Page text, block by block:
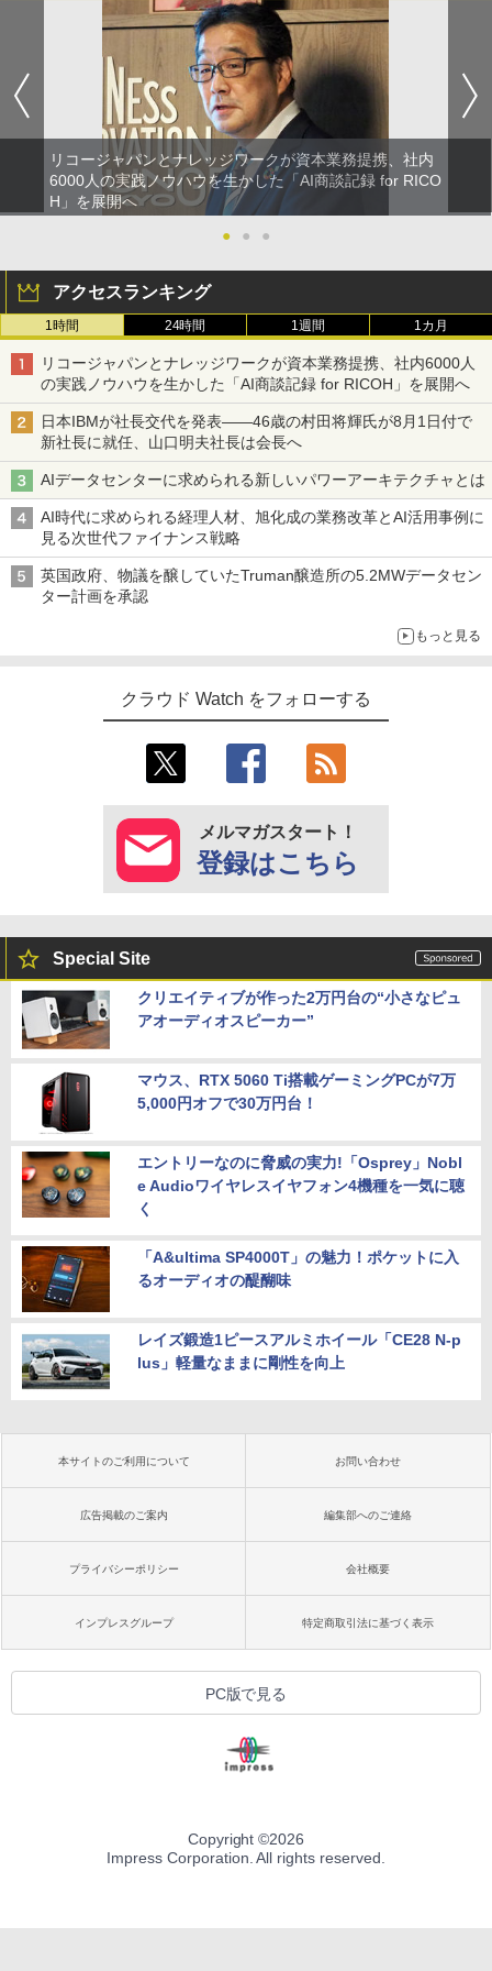
リコージャパンとナレッジワークが資本業務提携、社内
6000人の実践ノウハウを生かした「AI商談記録 for RICO
H」を展開へ
●
● ●
アクセスランキング
1時間 24時間 1週間 1カ月
リコージャパンとナレッジワークが資本業務提携、社内6000人
の実践ノウハウを生かした「AI商談記録 for RICOH」を展開へ
日本IBMが社長交代を発表――46歳の村田将輝氏が8月1日付で
新社長に就任、山口明夫社長は会長へ
AIデータセンターに求められる新しいパワーアーキテクチャとは
AI時代に求められる経理人材、旭化成の業務改革とAI活用事例に
見る次世代ファイナンス戦略
英国政府、物議を醸していたTruman醸造所の5.2MWデータセン
ター計画を承認
もっと見る
クラウド Watch をフォローする
メルマガスタート！
登録はこちら
Special Site
クリエイティブが作った2万円台の“小さなピュ
アオーディオスピーカー”
マウス、RTX 5060 Ti搭載ゲーミングPCが7万
5,000円オフで30万円台！
エントリーなのに脅威の実力!「Osprey」Nobl
e Audioワイヤレスイヤフォン4機種を一気に聴
く
「A&ultima SP4000T」の魅力！ポケットに入
るオーディオの醍醐味
レイズ鍛造1ピースアルミホイール「CE28 N-p
lus」軽量なままに剛性を向上
本サイトのご利用について お問い合わせ
広告掲載のご案内 編集部へのご連絡
プライバシーポリシー 会社概要
インプレスグループ 特定商取引法に基づく表示
PC版で見る
Copyright ©2026
Impress Corporation. All rights reserved.